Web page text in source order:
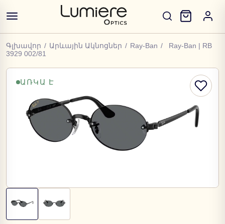
Գլխավոր / Արևային Ակնոցներ / Ray-Ban /
Ray-Ban | RB
3929 002/81
ԱՌԿԱ Է